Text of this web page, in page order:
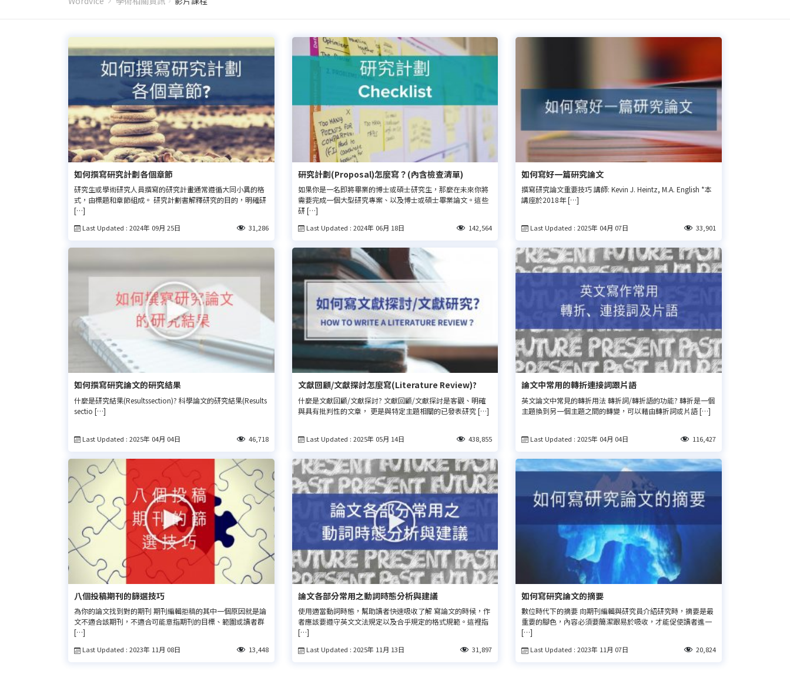
如何撰寫研究計劃各個章節
研究生或學術研究人員撰寫的研究計畫通常遵循大同小異的格
式，由標題和章節組成。 研究計劃書解釋研究的目的，明確研
[…]
Last Updated : 2024年 09月 25日 31,286
研究計劃(Proposal)怎麼寫？(內含檢查清單)
如果你是一名即將畢業的博士或碩士研究生，那麼在未來你將
需要完成一個大型研究專案、以及博士或碩士畢業論文。這些
研 […]
Last Updated : 2024年 06月 18日 142,564
如何寫好一篇研究論文
撰寫研究論文重要技巧 講師: Kevin J. Heintz, M.A. English *本
講座於2018年 […]
Last Updated : 2025年 04月 07日 33,901
如何撰寫研究論文的研究結果
什麼是研究結果(Resultssection)? 科學論文的研究結果(Results
sectio […]
Last Updated : 2025年 04月 04日 46,718
文獻回顧/文獻探討怎麼寫(Literature Review)?
什麼是文獻回顧/文獻探討? 文獻回顧/文獻探討是客觀、明確
與具有批判性的文章， 更是與特定主題相關的已發表研究 […]
Last Updated : 2025年 05月 14日 438,855
論文中常用的轉折連接詞跟片語
英文論文中常見的轉折用法 轉折詞/轉折語的功能? 轉折是一個
主題換到另一個主題之間的轉變，可以藉由轉折詞或片語 […]
Last Updated : 2025年 04月 04日 116,427
八個投稿期刊的篩選技巧
為你的論文找到對的期刊 期刊編輯拒稿的其中一個原因就是論
文不適合該期刊，不適合可能意指期刊的目標、範圍或讀者群
[…]
Last Updated : 2023年 11月 08日 13,448
論文各部分常用之動詞時態分析與建議
使用適當動詞時態，幫助讀者快速吸收了解 寫論文的時候，作
者應該要遵守英文文法規定以及合乎規定的格式規範。這裡指
[…]
Last Updated : 2025年 11月 13日 31,897
如何寫研究論文的摘要
數位時代下的摘要 向期刊編輯與研究員介紹研究時，摘要是最
重要的腳色，內容必須要簡潔跟易於吸收，才能促使讀者進一
[…]
Last Updated : 2023年 11月 07日 20,824